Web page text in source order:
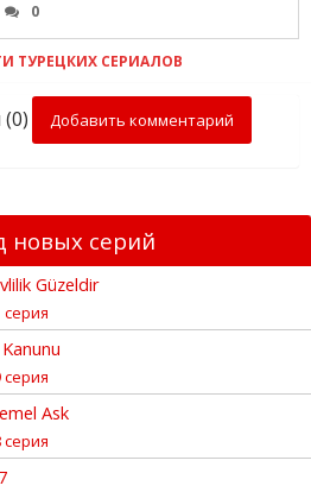
0
ТУРЕЦКИХ СЕРИАЛОВ
Добавить комментарий
новых серий
Güzeldir
серия
серия
Ask
серия